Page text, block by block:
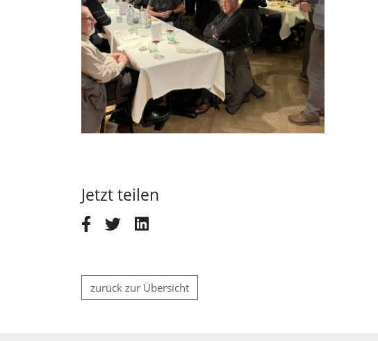
Jetzt teilen
zurück zur Übersicht